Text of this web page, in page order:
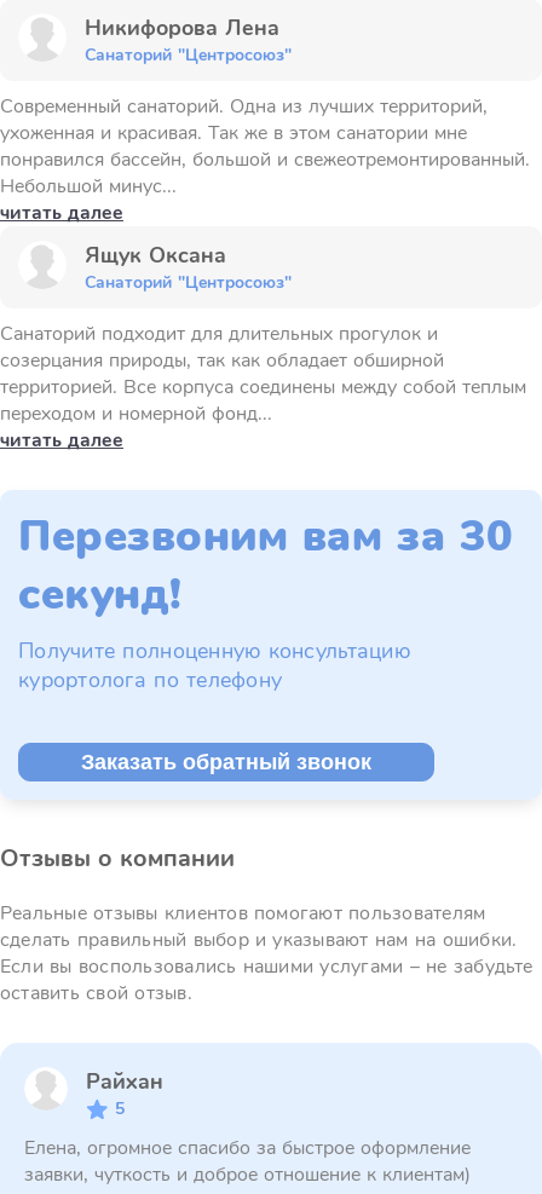
Никифорова Лена
Санаторий "Центросоюз"
Современный санаторий. Одна из лучших территорий,
ухоженная и красивая. Так же в этом санатории мне
понравился бассейн, большой и свежеотремонтированный.
Небольшой минус...
читать далее
Ящук Оксана
Санаторий "Центросоюз"
Санаторий подходит для длительных прогулок и
созерцания природы, так как обладает обширной
территорией. Все корпуса соединены между собой теплым
переходом и номерной фонд...
читать далее
Перезвоним вам за 30
секунд!
Получите полноценную консультацию
курортолога по телефону
Заказать обратный звонок
Отзывы о компании
Реальные отзывы клиентов помогают пользователям
сделать правильный выбор и указывают нам на ошибки.
Если вы воспользовались нашими услугами – не забудьте
оставить свой отзыв.
Райхан
5
Елена, огромное спасибо за быстрое оформление
заявки, чуткость и доброе отношение к клиентам)